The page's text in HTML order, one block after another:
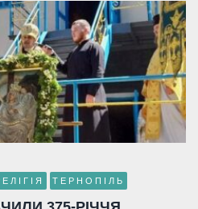
ТЕРНОПІЛЬ